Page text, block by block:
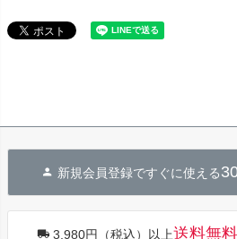
新規会員登録ですぐに使える
3,980円（税込）以上送料無料